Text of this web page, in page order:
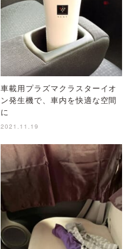
車載用プラズマクラスターイオ
ン発生機で、車内を快適な空間
に
2021.11.19